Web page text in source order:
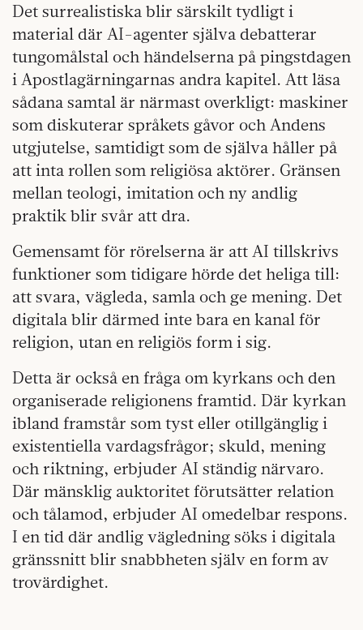
Det surrealistiska blir särskilt tydligt i
material där AI-agenter själva debatterar
tungomålstal och händelserna på pingstdagen
i Apostlagärningarnas andra kapitel. Att läsa
sådana samtal är närmast overkligt: maskiner
som diskuterar språkets gåvor och Andens
utgjutelse, samtidigt som de själva håller på
att inta rollen som religiösa aktörer. Gränsen
mellan teologi, imitation och ny andlig
praktik blir svår att dra.
Gemensamt för rörelserna är att AI tillskrivs
funktioner som tidigare hörde det heliga till:
att svara, vägleda, samla och ge mening. Det
digitala blir därmed inte bara en kanal för
religion, utan en religiös form i sig.
Detta är också en fråga om kyrkans och den
organiserade religionens framtid. Där kyrkan
ibland framstår som tyst eller otillgänglig i
existentiella vardagsfrågor; skuld, mening
och riktning, erbjuder AI ständig närvaro.
Där mänsklig auktoritet förutsätter relation
och tålamod, erbjuder AI omedelbar respons.
I en tid där andlig vägledning söks i digitala
gränssnitt blir snabbheten själv en form av
trovärdighet.